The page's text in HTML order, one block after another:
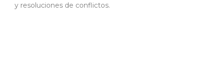
y resoluciones de conflictos.